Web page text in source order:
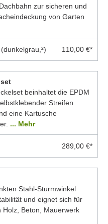
zur sicheren und
von Garten
110,00 €*
beinhaltet die EPDM
Streifen
eine Kartusche
... Mehr
289,00 €*
Stahl-Sturmwinkel
und eignet sich für
Holz, Beton, Mauerwerk